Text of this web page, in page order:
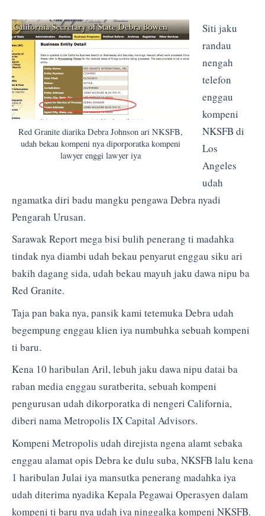
Red Granite diarika Debra Johnson ari NKSFB,
udah bekau kompeni nya diporporatka kompeni
lawyer enggi lawyer iya
Siti jaku
randau
nengah
telefon
enggau
kompeni
NKSFB di
Los
Angeles
udah
ngamatka diri badu mangku pengawa Debra nyadi
Pengarah Urusan.
Sarawak Report mega bisi bulih penerang ti madahka
tindak nya diambi udah bekau penyarut enggau siku ari
bakih dagang sida, udah bekau mayuh jaku dawa nipu ba
Red Granite.
Taja pan baka nya, pansik kami tetemuka Debra udah
begempung enggau klien iya numbuhka sebuah kompeni
ti baru.
Kena 10 haribulan Aril, lebuh jaku dawa nipu datai ba
raban media enggau suratberita, sebuah kompeni
pengurusan udah dikorporatka di nengeri California,
diberi nama Metropolis IX Capital Advisors.
Kompeni Metropolis udah direjista ngena alamt sebaka
enggau alamat opis Debra ke dulu suba, NKSFB lalu kena
1 haribulan Julai iya mansutka penerang madahka iya
udah diterima nyadika Kepala Pegawai Operasyen dalam
kompeni ti baru nya udah iya ninggalka kompeni NKSFB.